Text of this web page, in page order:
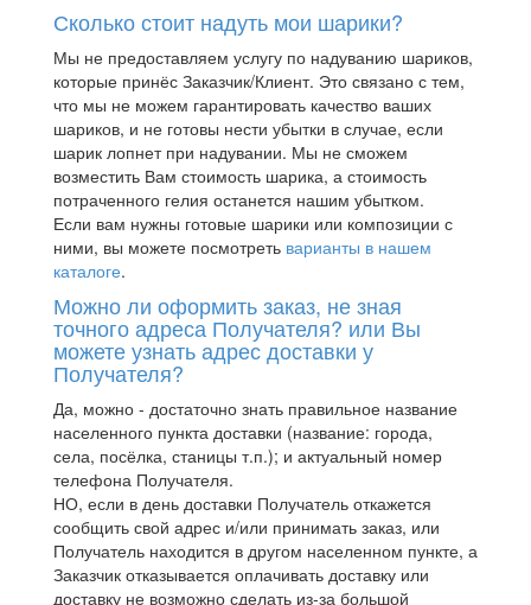
Сколько стоит надуть мои шарики?
Мы не предоставляем услугу по надуванию шариков,
которые принёс Заказчик/Клиент. Это связано с тем,
что мы не можем гарантировать качество ваших
шариков, и не готовы нести убытки в случае, если
шарик лопнет при надувании. Мы не сможем
возместить Вам стоимость шарика, а стоимость
потраченного гелия останется нашим убытком.
Если вам нужны готовые шарики или композиции с
ними, вы можете посмотреть варианты в нашем
каталоге.
Можно ли оформить заказ, не зная
точного адреса Получателя? или Вы
можете узнать адрес доставки у
Получателя?
Да, можно - достаточно знать правильное название
населенного пункта доставки (название: города,
села, посёлка, станицы т.п.); и актуальный номер
телефона Получателя.
НО, если в день доставки Получатель откажется
сообщить свой адрес и/или принимать заказ, или
Получатель находится в другом населенном пункте, а
Заказчик отказывается оплачивать доставку или
доставку не возможно сделать из-за большой